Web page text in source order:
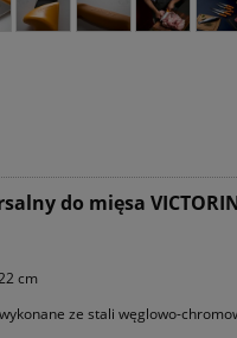
do mięsa
cm
wykonane ze stali węglowo-